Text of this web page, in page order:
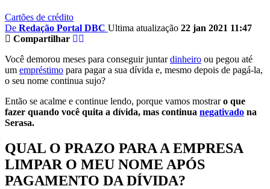
Cartões de crédito
De Redação Portal DBC Ultima atualização 22 jan 2021 11:47
Compartilhar
Você demorou meses para conseguir juntardinheiro ou pegou até
um empréstimo para pagar a sua dívida e, mesmo depois de pagá-la,
o seu nome continua sujo?
Então se acalme e continue lendo, porque vamos mostraro que
fazer quando você quita a dívida, mas continua negativado na
Serasa.
QUAL O PRAZO PARA A EMPRESA
LIMPAR O MEU NOME APÓS
PAGAMENTO DA DÍVIDA?